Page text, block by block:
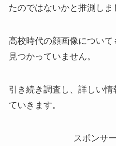
たのではないかと推測しま
高校時代の顔画像について
見つかっていません。
引き続き調査し、詳しい
ていきます。
スポンサ